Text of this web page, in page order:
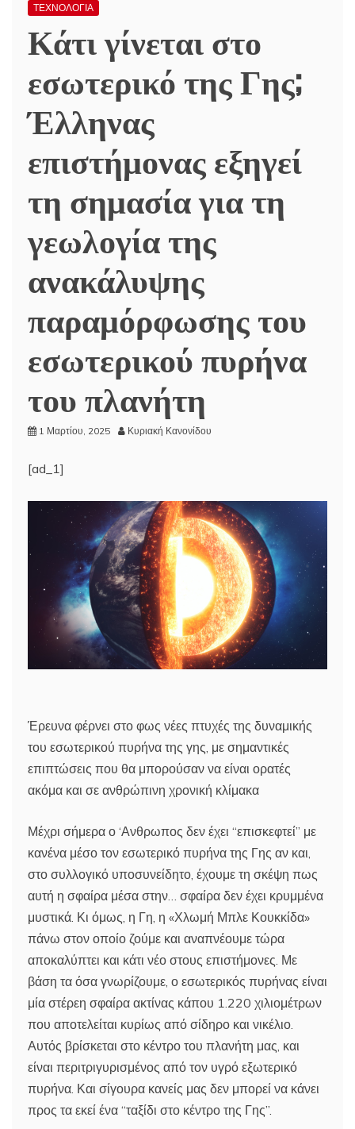
ΤΕΧΝΟΛΟΓΙΑ
Κάτι γίνεται στο
εσωτερικό της Γης;
Έλληνας
επιστήμονας εξηγεί
τη σημασία για τη
γεωλογία της
ανακάλυψης
παραμόρφωσης του
εσωτερικού πυρήνα
του πλανήτη
1 Μαρτίου, 2025 Κυριακή Κανονίδου
[ad_1]
Έρευνα φέρνει στο φως νέες πτυχές της δυναμικής
του εσωτερικού πυρήνα της γης, με σημαντικές
επιπτώσεις που θα μπορούσαν να είναι ορατές
ακόμα και σε ανθρώπινη χρονική κλίμακα
Μέχρι σήμερα ο ‘Ανθρωπος δεν έχει “επισκεφτεί” με
κανένα μέσο τον εσωτερικό πυρήνα της Γης αν και,
στο συλλογικό υποσυνείδητο, έχουμε τη σκέψη πως
αυτή η σφαίρα μέσα στην… σφαίρα δεν έχει κρυμμένα
μυστικά. Κι όμως, η Γη, η «Χλωμή Μπλε Κουκκίδα»
πάνω στον οποίο ζούμε και αναπνέουμε τώρα
αποκαλύπτει και κάτι νέο στους επιστήμονες. Με
βάση τα όσα γνωρίζουμε, ο εσωτερικός πυρήνας είναι
μία στέρεη σφαίρα ακτίνας κάπου 1.220 χιλιομέτρων
που αποτελείται κυρίως από σίδηρο και νικέλιο.
Αυτός βρίσκεται στο κέντρο του πλανήτη μας, και
είναι περιτριγυρισμένος από τον υγρό εξωτερικό
πυρήνα. Και σίγουρα κανείς μας δεν μπορεί να κάνει
προς τα εκεί ένα “ταξίδι στο κέντρο της Γης”.